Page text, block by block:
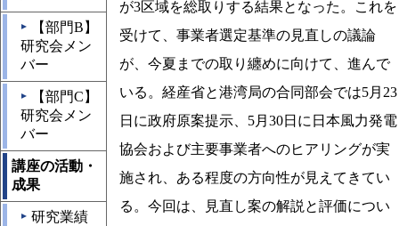
▲
【部門B】
研究会メン
バー
▲
【部門C】
研究会メン
バー
講座の活動・
成果
▲ 研究業績
が3区域を総取りする結果となった。これを
受けて、事業者選定基準の見直しの議論
が、今夏までの取り纏めに向けて、進んで
いる。経産省と港湾局の合同部会では5月23
日に政府原案提示、5月30日に日本風力発電
協会および主要事業者へのヒアリングが実
施され、ある程度の方向性が見えてきてい
る。今回は、見直し案の解説と評価につい